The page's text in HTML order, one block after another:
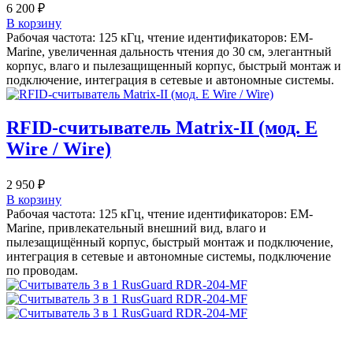
6 200 ₽
В корзину
Рабочая частота: 125 кГц, чтение идентификаторов: EM-
Marine, увеличенная дальность чтения до 30 см, элегантный
корпус, влаго и пылезащищенный корпус, быстрый монтаж и
подключение, интеграция в сетевые и автономные системы.
RFID-считыватель Matrix-II (мод. E
Wire / Wire)
2 950 ₽
В корзину
Рабочая частота: 125 кГц, чтение идентификаторов: EM-
Marine, привлекательный внешний вид, влаго и
пылезащищённый корпус, быстрый монтаж и подключение,
интеграция в сетевые и автономные системы, подключение
по проводам.